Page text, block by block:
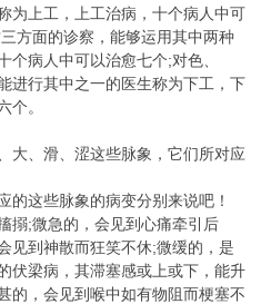
为上工，上工治病，十个病人中可
方面的诊察，能够运用其中两种
个病人中可以治愈七个;对色、
进行其中之一的医生称为下工，下
个。
、滑、涩这些脉象，它们所对应
这些脉象的病变分别来说吧！
;微急的，会见到心痛牵引后
见到神散而狂笑不休;微缓的，是
伏梁病，其滞塞感或上或下，能升
的，会见到喉中如有物阻而梗塞不